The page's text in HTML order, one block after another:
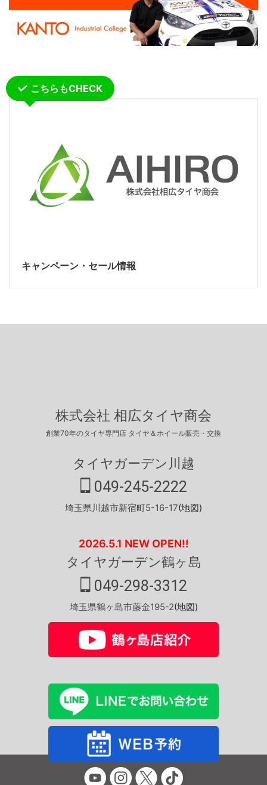
こちらもCHECK
キャンペーン・セール情報
株式会社 相広タイヤ商会
創業70年のタイヤ専門店 タイヤ＆ホイール販売・交換
タイヤガーデン川越
049-245-2222
埼玉県川越市新宿町5-16-17(地図)
2026.5.1 NEW OPEN!!
タイヤガーデン鶴ヶ島
049-298-3312
埼玉県鶴ヶ島市藤金195-2(地図)